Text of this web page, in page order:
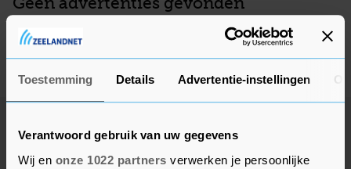
Toestemming Details Advertentie-instellingen
Verantwoord gebruik van uw gegevens
Wij en onze 1022 partners verwerken je persoonlijke
Deze adverteerder heeft op dit moment geen actieve
advertenties, kom later nog eens terug.